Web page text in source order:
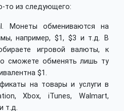
то из следующего:
Монеты обмениваются на
например, $1, $3 и т.д. В
игровой валюты, к
сможете обменять лишь ту
$1.
на товары и услуги в
Xbox, iTunes, Walmart,
т.д.